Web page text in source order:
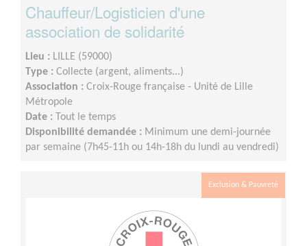
Chauffeur/Logisticien d'une
association de solidarité
Lieu : LILLE (59000)
Type : Collecte (argent, aliments...)
Association : Croix-Rouge française - Unité de Lille
Métropole
Date : Tout le temps
Disponibilité demandée : Minimum une demi-journée
par semaine (7h45-11h ou 14h-18h du lundi au vendredi)
Exclusion & Pauvreté